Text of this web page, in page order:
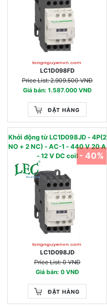
LC1D098FD
Price List: 2.909.500 VNĐ
Giá bán: 1.587.000 VNĐ
ĐẶT HÀNG
Khởi động từ LC1D098JD - 4P(2
NO + 2 NC) - AC-1 - 440 V 20 A
- 12 V DC coil
LC1D098JD
Price List: 0 VNĐ
Giá bán: 0 VNĐ
ĐẶT HÀNG
- 40%